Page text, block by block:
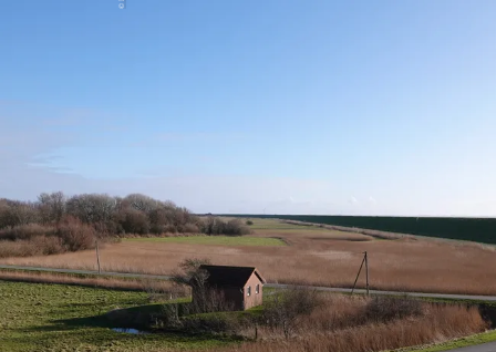
Merkliste
Gäste